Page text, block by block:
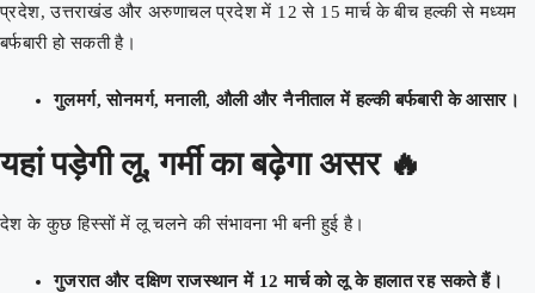
प्रदेश, उत्तराखंड और अरुणाचल प्रदेश में 12 से 15 मार्च के बीच हल्की से मध्यम
बर्फबारी हो सकती है।
गुलमर्ग, सोनमर्ग, मनाली, औली और नैनीताल में हल्की बर्फबारी के आसार।
यहां पड़ेगी लू, गर्मी का बढ़ेगा असर 🔥
देश के कुछ हिस्सों में लू चलने की संभावना भी बनी हुई है।
गुजरात और दक्षिण राजस्थान में 12 मार्च को लू के हालात रह सकते हैं।